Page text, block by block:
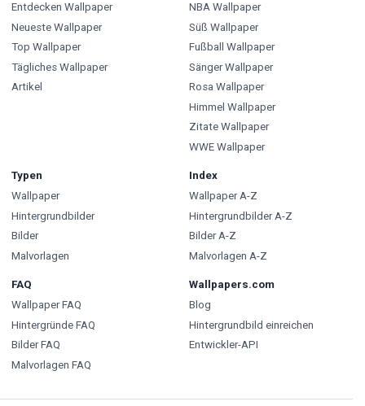
Entdecken Wallpaper
Neueste Wallpaper
Top Wallpaper
Tägliches Wallpaper
Artikel
NBA Wallpaper
Süß Wallpaper
Fußball Wallpaper
Sänger Wallpaper
Rosa Wallpaper
Himmel Wallpaper
Zitate Wallpaper
WWE Wallpaper
Typen
Wallpaper
Hintergrundbilder
Bilder
Malvorlagen
Index
Wallpaper A-Z
Hintergrundbilder A-Z
Bilder A-Z
Malvorlagen A-Z
FAQ
Wallpaper FAQ
Hintergründe FAQ
Bilder FAQ
Malvorlagen FAQ
Wallpapers.com
Blog
Hintergrundbild einreichen
Entwickler-API